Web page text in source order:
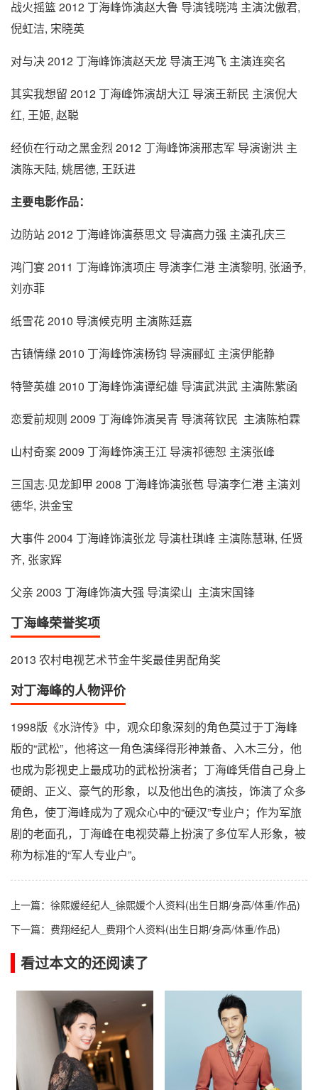
战火摇篮 2012 丁海峰饰演赵大鲁 导演钱晓鸿 主演沈傲君,
倪虹洁, 宋晓英
对与决 2012 丁海峰饰演赵天龙 导演王鸿飞 主演连奕名
其实我想留 2012 丁海峰饰演胡大江 导演王新民 主演倪大
红, 王姬, 赵聪
经侦在行动之黑金烈 2012 丁海峰饰演邢志军 导演谢洪 主
演陈天陆, 姚居德, 王跃进
主要电影作品：
边防站 2012 丁海峰饰演蔡思文 导演高力强 主演孔庆三
鸿门宴 2011 丁海峰饰演项庄 导演李仁港 主演黎明, 张涵予,
刘亦菲
纸雪花 2010 导演候克明 主演陈廷嘉
古镇情缘 2010 丁海峰饰演杨钧 导演郦虹 主演伊能静
特警英雄 2010 丁海峰饰演谭纪雄 导演武洪武 主演陈紫函
恋爱前规则 2009 丁海峰饰演吴青 导演蒋钦民 主演陈柏霖
山村奇案 2009 丁海峰饰演王江 导演祁德恕 主演张峰
三国志·见龙卸甲 2008 丁海峰饰演张苞 导演李仁港 主演刘
德华, 洪金宝
大事件 2004 丁海峰饰演张龙 导演杜琪峰 主演陈慧琳, 任贤
齐, 张家辉
父亲 2003 丁海峰饰演大强 导演梁山 主演宋国锋
丁海峰荣誉奖项
2013 农村电视艺术节金牛奖最佳男配角奖
对丁海峰的人物评价
1998版《水浒传》中，观众印象深刻的角色莫过于丁海峰
版的“武松”，他将这一角色演绎得形神兼备、入木三分，他
也成为影视史上最成功的武松扮演者；丁海峰凭借自己身上
硬朗、正义、豪气的形象，以及他出色的演技，饰演了众多
角色，使丁海峰成为了观众心中的“硬汉”专业户；作为军旅
剧的老面孔，丁海峰在电视荧幕上扮演了多位军人形象，被
称为标准的“军人专业户”。
上一篇： 徐熙媛经纪人_徐熙媛个人资料(出生日期/身高/体重/作品)
下一篇： 费翔经纪人_费翔个人资料(出生日期/身高/体重/作品)
看过本文的还阅读了